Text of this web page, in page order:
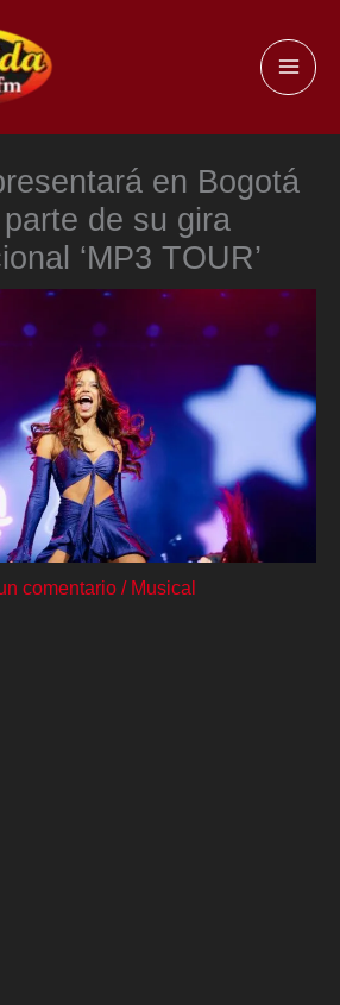
en Bogotá
de su gira
‘MP3 TOUR’
comentario / Musical